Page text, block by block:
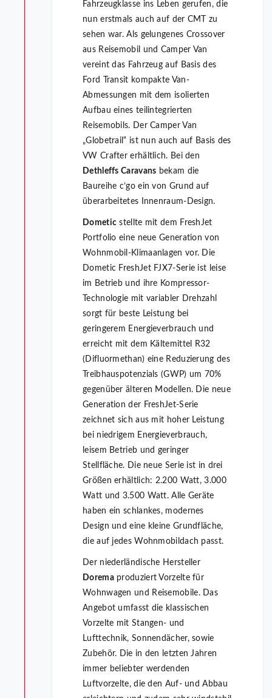
Fahrzeugklasse ins Leben gerufen, die
nun erstmals auch auf der CMT zu
sehen war. Als gelungenes Crossover
aus Reisemobil und Camper Van
vereint das Fahrzeug auf Basis des
Ford Transit kompakte Van-
Abmessungen mit dem isolierten
Aufbau eines teilintegrierten
Reisemobils. Der Camper Van
„Globetrail“ ist nun auch auf Basis des
VW Crafter erhältlich. Bei den
Dethleffs Caravans bekam die
Baureihe c’go ein von Grund auf
überarbeitetes Innenraum-Design.
Dometic stellte mit dem FreshJet
Portfolio eine neue Generation von
Wohnmobil-Klimaanlagen vor. Die
Dometic FreshJet FJX7-Serie ist leise
im Betrieb und ihre Kompressor-
Technologie mit variabler Drehzahl
sorgt für beste Leistung bei
geringerem Energieverbrauch und
erreicht mit dem Kältemittel R32
(Difluormethan) eine Reduzierung des
Treibhauspotenzials (GWP) um 70%
gegenüber älteren Modellen. Die neue
Generation der FreshJet-Serie
zeichnet sich aus mit hoher Leistung
bei niedrigem Energieverbrauch,
leisem Betrieb und geringer
Stellfläche. Die neue Serie ist in drei
Größen erhältlich: 2.200 Watt, 3.000
Watt und 3.500 Watt. Alle Geräte
haben ein schlankes, modernes
Design und eine kleine Grundfläche,
die auf jedes Wohnmobildach passt.
Der niederländische Hersteller
Doremaproduziert Vorzelte für
Wohnwagen und Reisemobile. Das
Angebot umfasst die klassischen
Vorzelte mit Stangen- und
Lufttechnik, Sonnendächer, sowie
Zubehör. Die in den letzten Jahren
immer beliebter werdenden
Luftvorzelte, die den Auf- und Abbau